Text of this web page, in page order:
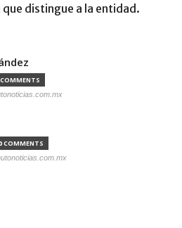
distingue a la entidad.
COMMENTS